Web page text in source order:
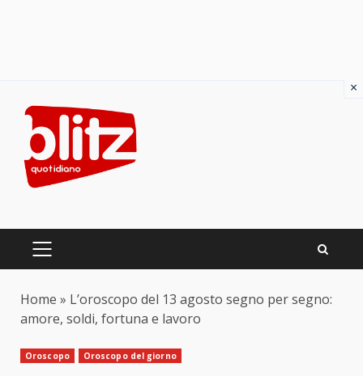
content
PRIMARY
Home » L’oroscopo del 13 agosto segno per segno:
amore, soldi, fortuna e lavoro
Oroscopo Oroscopo del giorno
×